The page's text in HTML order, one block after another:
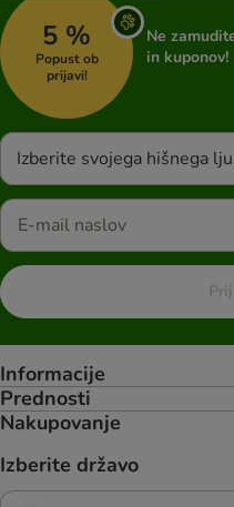
5 %
Popust ob
prijavi!
Ne
in kuponov!
Izberite svojega hišnega
Informacije
Prednosti
Nakupovanje
Izberite državo